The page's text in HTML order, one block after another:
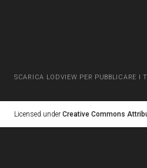
SCARICA LODVIEW PER PUBBLICARE I
Licensed under Creative Commons